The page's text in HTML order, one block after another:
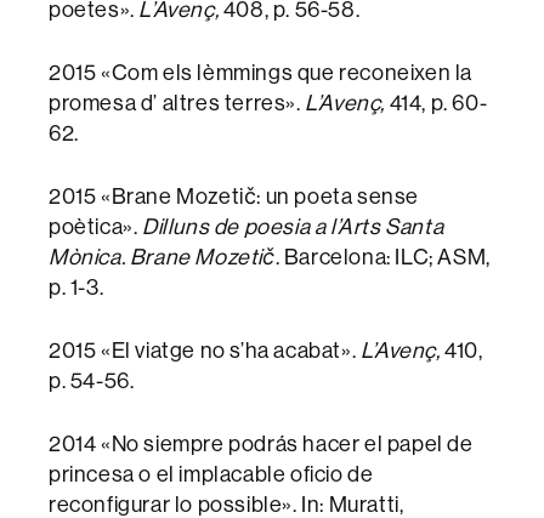
poetes». L’Avenç, 408, p. 56-58.
2015 «Com els lèmmings que reconeixen la
promesa d’ altres terres». L’Avenç, 414, p. 60-
62.
2015 «Brane Mozetič: un poeta sense
poètica». Dilluns de poesia a l’Arts Santa
Mònica. Brane Mozetič. Barcelona: ILC; ASM,
p. 1-3.
2015 «El viatge no s’ha acabat». L’Avenç, 410,
p. 54-56.
2014 «No siempre podrás hacer el papel de
princesa o el implacable oficio de
reconfigurar lo possible». In: Muratti,